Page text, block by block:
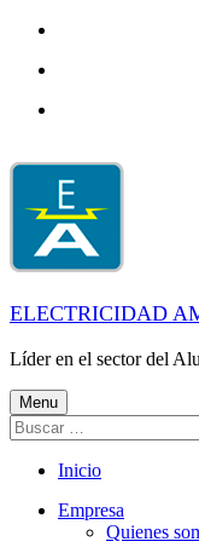
ELECTRICIDAD
Líder en el sector del
Menu
Buscar:
Inicio
Empresa
Quienes